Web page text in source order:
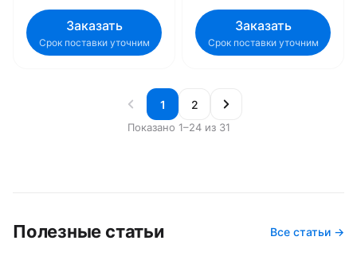
Заказать
Срок поставки уточним
Заказать
Срок поставки уточним
1 2
Показано 1–24 из 31
Полезные статьи Все статьи →